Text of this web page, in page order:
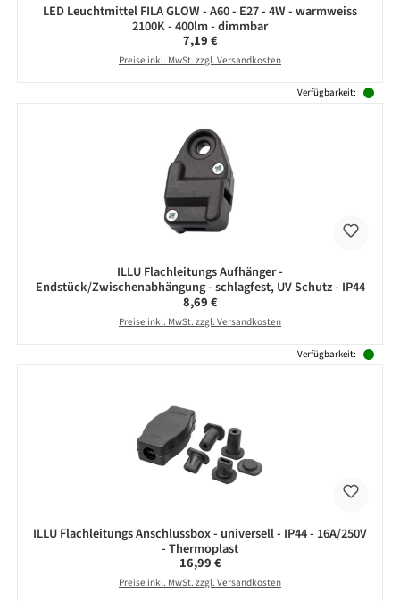
LED Leuchtmittel FILA GLOW - A60 - E27 - 4W - warmweiss
2100K - 400lm - dimmbar
Regulärer Preis:
7,19 €
Preise inkl. MwSt. zzgl. Versandkosten
Verfügbarkeit:
ILLU Flachleitungs Aufhänger -
Endstück/Zwischenabhängung - schlagfest, UV Schutz - IP44
Regulärer Preis:
8,69 €
Preise inkl. MwSt. zzgl. Versandkosten
Verfügbarkeit:
ILLU Flachleitungs Anschlussbox - universell - IP44 - 16A/250V
- Thermoplast
Regulärer Preis:
16,99 €
Preise inkl. MwSt. zzgl. Versandkosten